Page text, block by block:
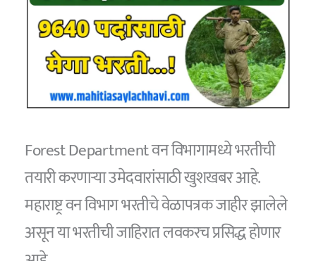
Forest Department वन विभागामध्ये भरतीची
तयारी करणाऱ्या उमेदवारांसाठी खुशखबर आहे.
महाराष्ट्र वन विभाग भरतीचे वेळापत्रक जाहीर झालेले
असून या भरतीची जाहिरात लवकरच प्रसिद्ध होणार